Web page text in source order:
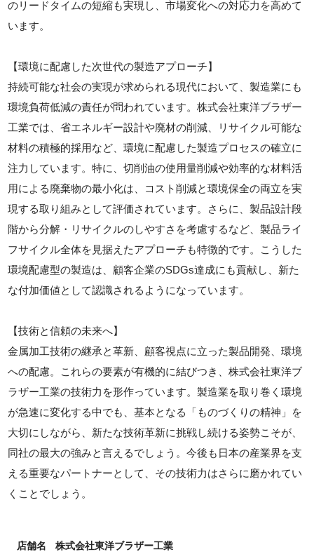
のリードタイムの短縮も実現し、市場変化への対応力を高めて
います。
【環境に配慮した次世代の製造アプローチ】
持続可能な社会の実現が求められる現代において、製造業にも
環境負荷低減の責任が問われています。株式会社東洋ブラザー
工業では、省エネルギー設計や廃材の削減、リサイクル可能な
材料の積極的採用など、環境に配慮した製造プロセスの確立に
注力しています。特に、切削油の使用量削減や効率的な材料活
用による廃棄物の最小化は、コスト削減と環境保全の両立を実
現する取り組みとして評価されています。さらに、製品設計段
階から分解・リサイクルのしやすさを考慮するなど、製品ライ
フサイクル全体を見据えたアプローチも特徴的です。こうした
環境配慮型の製造は、顧客企業のSDGs達成にも貢献し、新た
な付加価値として認識されるようになっています。
【技術と信頼の未来へ】
金属加工技術の継承と革新、顧客視点に立った製品開発、環境
への配慮。これらの要素が有機的に結びつき、株式会社東洋ブ
ラザー工業の技術力を形作っています。製造業を取り巻く環境
が急速に変化する中でも、基本となる「ものづくりの精神」を
大切にしながら、新たな技術革新に挑戦し続ける姿勢こそが、
同社の最大の強みと言えるでしょう。今後も日本の産業界を支
える重要なパートナーとして、その技術力はさらに磨かれてい
くことでしょう。
店舗名 株式会社東洋ブラザー工業